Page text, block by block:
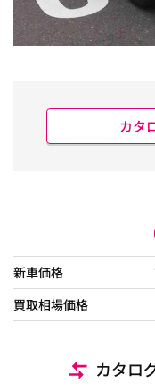
カタ
新車価格
買取相場価格
カタロ